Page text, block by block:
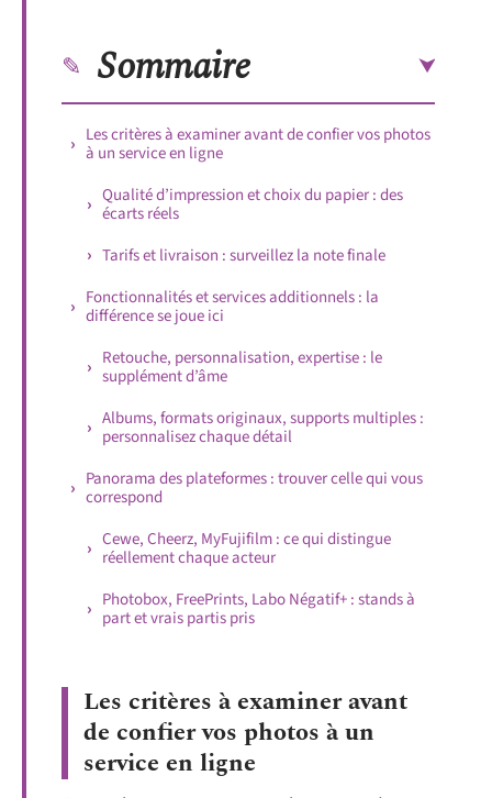
Sommaire
Les critères à examiner avant de confier vos photos
à un service en ligne
Qualité d’impression et choix du papier : des
écarts réels
Tarifs et livraison : surveillez la note finale
Fonctionnalités et services additionnels : la
différence se joue ici
Retouche, personnalisation, expertise : le
supplément d’âme
Albums, formats originaux, supports multiples :
personnalisez chaque détail
Panorama des plateformes : trouver celle qui vous
correspond
Cewe, Cheerz, MyFujifilm : ce qui distingue
réellement chaque acteur
Photobox, FreePrints, Labo Négatif+ : stands à
part et vrais partis pris
Les critères à examiner avant
de confier vos photos à un
service en ligne